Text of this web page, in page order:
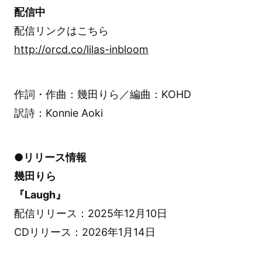
配信中
配信リンクはこちら
http://orcd.co/lilas-inbloom
作詞・作曲：幾田りら／編曲：KOHD
訳詩：Konnie Aoki
●リリース情報
幾田りら
『Laugh』
配信リリース：2025年12月10日
CDリリース：2026年1月14日